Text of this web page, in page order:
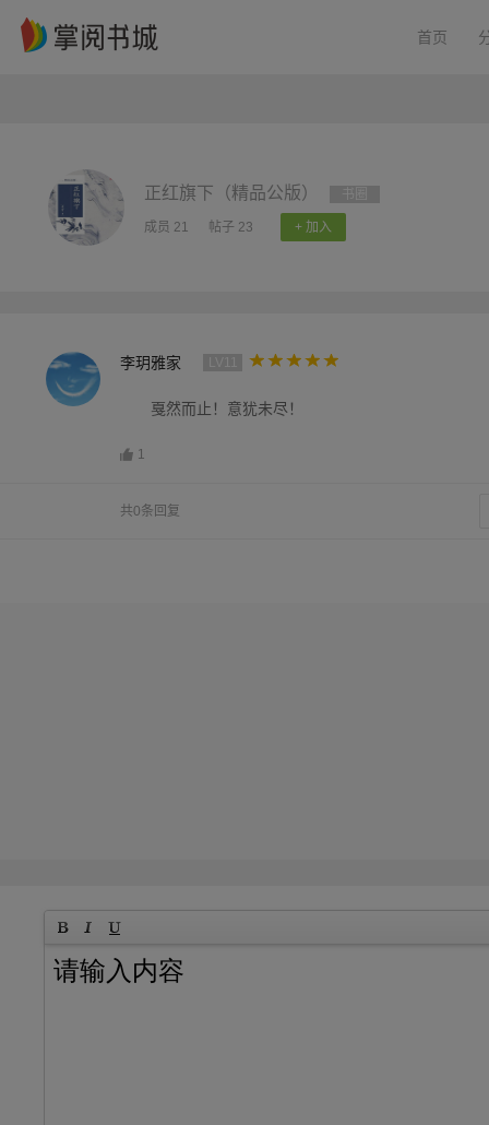
首页
正红旗下（精品公版）
成员 21 帖子 23 + 加入
李玥雅家
戛然而止！意犹未尽！
1
共0条回复